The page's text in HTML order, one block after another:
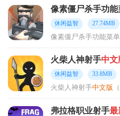
像素僵尸杀手功能
休闲益智 27.74MB
火柴人神射手中文
休闲益智 33.8MB
火柴人神射手中文版 （
弗拉格职业射手最